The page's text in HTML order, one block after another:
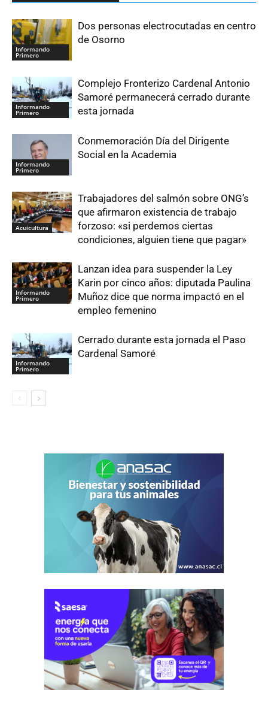
Informando
Primero
Dos personas electrocutadas en centro
de Osorno
Informando
Primero
Complejo Fronterizo Cardenal Antonio
Samoré permanecerá cerrado durante
esta jornada
Informando
Primero
Conmemoración Día del Dirigente
Social en la Academia
Acuicultura
Trabajadores del salmón sobre ONG’s
que afirmaron existencia de trabajo
forzoso: «si perdemos ciertas
condiciones, alguien tiene que pagar»
Informando
Primero
Lanzan idea para suspender la Ley
Karin por cinco años: diputada Paulina
Muñoz dice que norma impactó en el
empleo femenino
Informando
Primero
Cerrado durante esta jornada el Paso
Cardenal Samoré